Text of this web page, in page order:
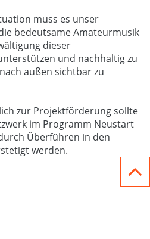
muss es unser
bedeutsame Amateurmusik
dieser
und nachhaltig zu
außen sichtbar zu
zur Projektförderung sollte
im Programm Neustart
Überführen in den
werden.